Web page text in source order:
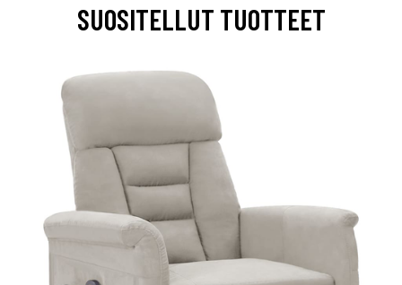
SUOSITELLUT TUOTTEET